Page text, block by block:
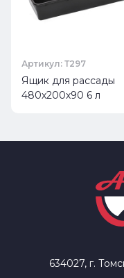
Артикул: Т297
Ящик для рассады
480х200х90 6 л
634027, г.